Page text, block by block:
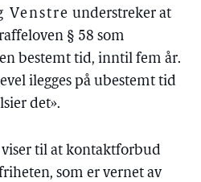
Venstre understreker at
§ 58 som
bestemt tid, inntil fem år.
ilegges på ubestemt tid
det».
viser til at kontaktforbud
som er vernet av